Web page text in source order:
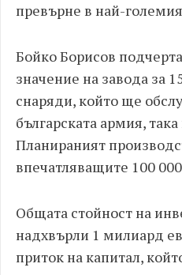
превърне в най-
Бойко Борисов
значение на завода за
снаряди, който ще
българската армия,
Планираният
впечатляващите 100
Общата стойност на
надхвърли 1 милиард
приток на капитал,